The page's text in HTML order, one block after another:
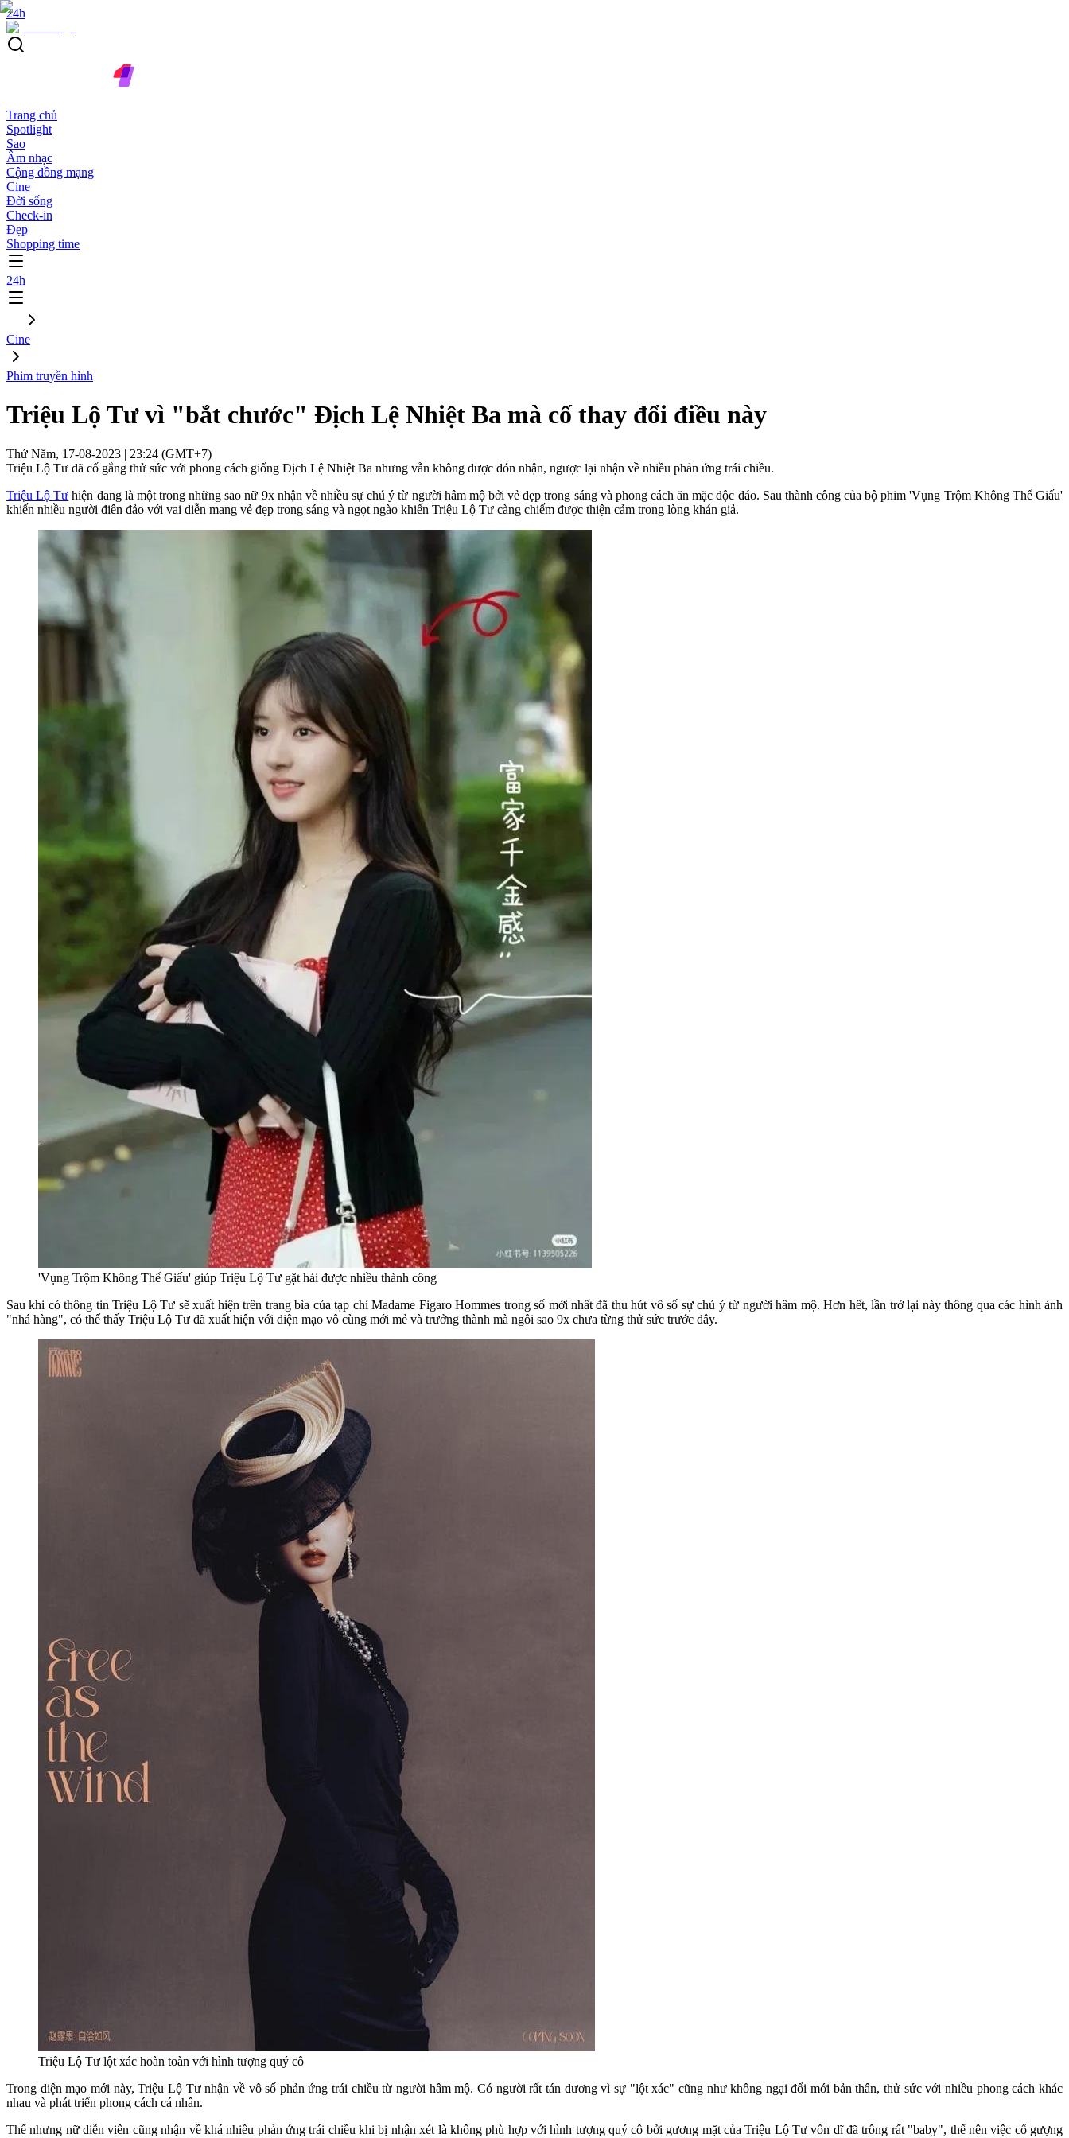
24h
Trang chủ
Spotlight
Sao
Âm nhạc
Cộng đồng mạng
Cine
Đời sống
Check-in
Đẹp
Shopping time
24h
Cine
Phim truyền hình
Triệu Lộ Tư vì "bắt chước" Địch Lệ Nhiệt Ba mà cố thay đổi điều này
Thứ Năm, 17-08-2023 | 23:24 (GMT+7)
Triệu Lộ Tư đã cố gắng thử sức với phong cách giống Địch Lệ Nhiệt Ba nhưng vẫn không được đón nhận, ngược lại nhận về nhiều phản ứng trái chiều.
Triệu Lộ Tư hiện đang là một trong những sao nữ 9x nhận về nhiều sự chú ý từ người hâm mộ bởi vẻ đẹp trong sáng và phong cách ăn mặc độc đáo. Sau thành công của bộ phim 'Vụng Trộm Không Thể Giấu'
khiến nhiều người điên đảo với vai diễn mang vẻ đẹp trong sáng và ngọt ngào khiến Triệu Lộ Tư càng chiếm được thiện cảm trong lòng khán giả.
'Vụng Trộm Không Thể Giấu' giúp Triệu Lộ Tư gặt hái được nhiều thành công
Sau khi có thông tin Triệu Lộ Tư sẽ xuất hiện trên trang bìa của tạp chí Madame Figaro Hommes trong số mới nhất đã thu hút vô số sự chú ý từ người hâm mộ. Hơn hết, lần trở lại này thông qua các hình ảnh
"nhá hàng", có thể thấy Triệu Lộ Tư đã xuất hiện với diện mạo vô cùng mới mẻ và trưởng thành mà ngôi sao 9x chưa từng thử sức trước đây.
Triệu Lộ Tư lột xác hoàn toàn với hình tượng quý cô
Trong diện mạo mới này, Triệu Lộ Tư nhận về vô số phản ứng trái chiều từ người hâm mộ. Có người rất tán dương vì sự "lột xác" cũng như không ngại đổi mới bản thân, thử sức với nhiều phong cách khác
nhau và phát triển phong cách cá nhân.
Thế nhưng nữ diễn viên cũng nhận về khá nhiều phản ứng trái chiều khi bị nhận xét là không phù hợp với hình tượng quý cô bởi gương mặt của Triệu Lộ Tư vốn dĩ đã trông rất "baby", thế nên việc cố gượng